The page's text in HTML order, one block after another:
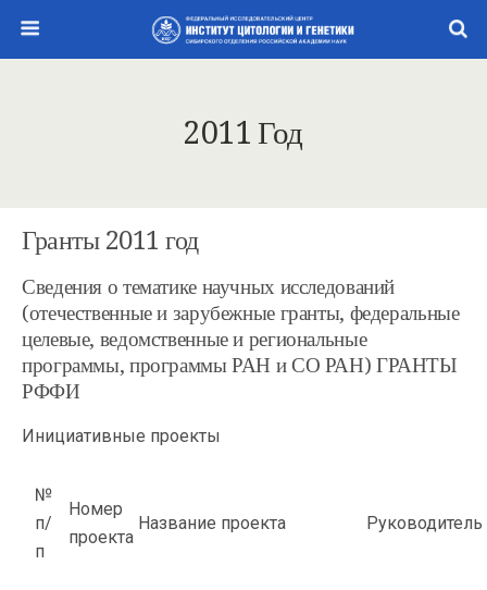
2011 Год
Гранты 2011 год
Сведения о тематике научных исследований
(отечественные и зарубежные гранты, федеральные
целевые, ведомственные и региональные
программы, программы РАН и СО РАН) ГРАНТЫ
РФФИ
Инициативные проекты
№
п/
п
Номер
проекта
Название проекта Руководитель